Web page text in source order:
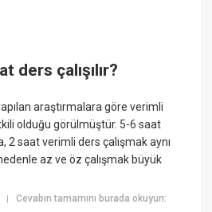
ders çalışılır?
araştırmalara göre verimli
olduğu görülmüştür. 5-6 saat
2 saat verimli ders çalışmak aynı
az ve öz çalışmak büyük
|Cevabın tamamını burada okuyun: